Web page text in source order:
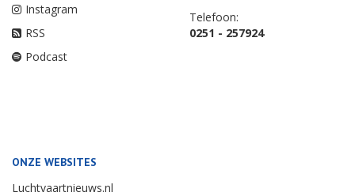
Instagram
RSS
Podcast
Telefoon:
0251 - 257924
ONZE WEBSITES
Luchtvaartnieuws.nl